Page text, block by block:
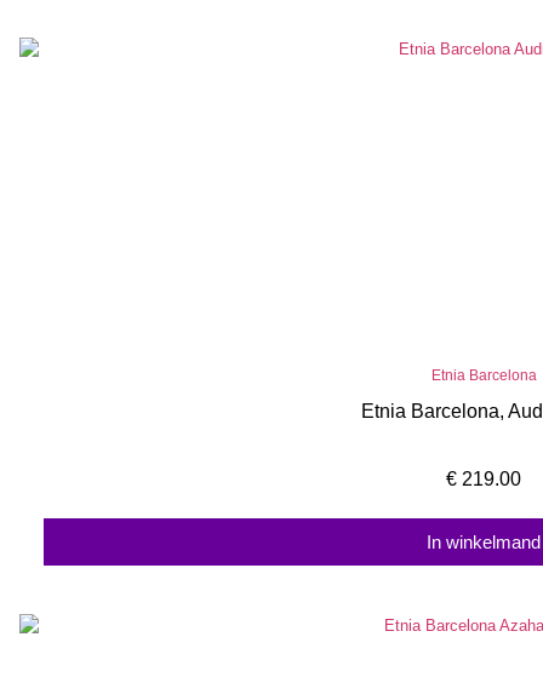
Etnia Barcelona
Etnia Barcelona,
€ 219.00
In winkelmand